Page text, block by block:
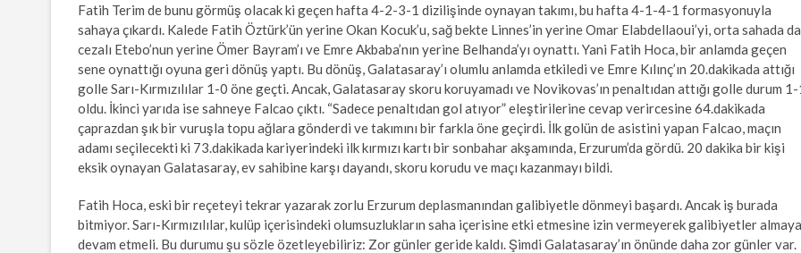
Fatih Terim de bunu görmüş olacak ki geçen hafta 4-2-3-1 dizilişinde oynayan takımı, bu hafta 4-1-4-1 formasyonuyla
sahaya çıkardı. Kalede Fatih Öztürk’ün yerine Okan Kocuk’u, sağ bekte Linnes’in yerine Omar Elabdellaoui’yi, orta sahada da
cezalı Etebo’nun yerine Ömer Bayram’ı ve Emre Akbaba’nın yerine Belhanda’yı oynattı. Yani Fatih Hoca, bir anlamda geçen
sene oynattığı oyuna geri dönüş yaptı. Bu dönüş, Galatasaray’ı olumlu anlamda etkiledi ve Emre Kılınç’ın 20.dakikada attığı
golle Sarı-Kırmızılılar 1-0 öne geçti. Ancak, Galatasaray skoru koruyamadı ve Novikovas’ın penaltıdan attığı golle durum
oldu. İkinci yarıda ise sahneye Falcao çıktı. “Sadece penaltıdan gol atıyor” eleştirilerine cevap verircesine 64.dakikada
çaprazdan şık bir vuruşla topu ağlara gönderdi ve takımını bir farkla öne geçirdi. İlk golün de asistini yapan Falcao, maçın
adamı seçilecekti ki 73.dakikada kariyerindeki ilk kırmızı kartı bir sonbahar akşamında, Erzurum’da gördü. 20 dakika bir kişi
eksik oynayan Galatasaray, ev sahibine karşı dayandı, skoru korudu ve maçı kazanmayı bildi.
Fatih Hoca, eski bir reçeteyi tekrar yazarak zorlu Erzurum deplasmanından galibiyetle dönmeyi başardı. Ancak iş burada
bitmiyor. Sarı-Kırmızılılar, kulüp içerisindeki olumsuzlukların saha içerisine etki etmesine izin vermeyerek galibiyetler almaya
devam etmeli. Bu durumu şu sözle özetleyebiliriz: Zor günler geride kaldı. Şimdi Galatasaray’ın önünde daha zor günler var.